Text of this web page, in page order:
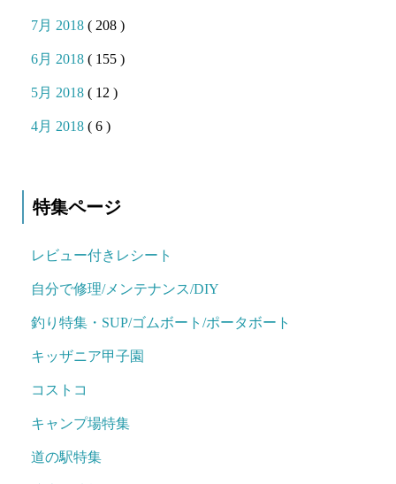
7月 2018( 208 )
6月 2018( 155 )
5月 2018( 12 )
4月 2018( 6 )
特集ページ
レビュー付きレシート
自分で修理/メンテナンス/DIY
釣り特集・SUP/ゴムボート/ポータボート
キッザニア甲子園
コストコ
キャンプ場特集
道の駅特集